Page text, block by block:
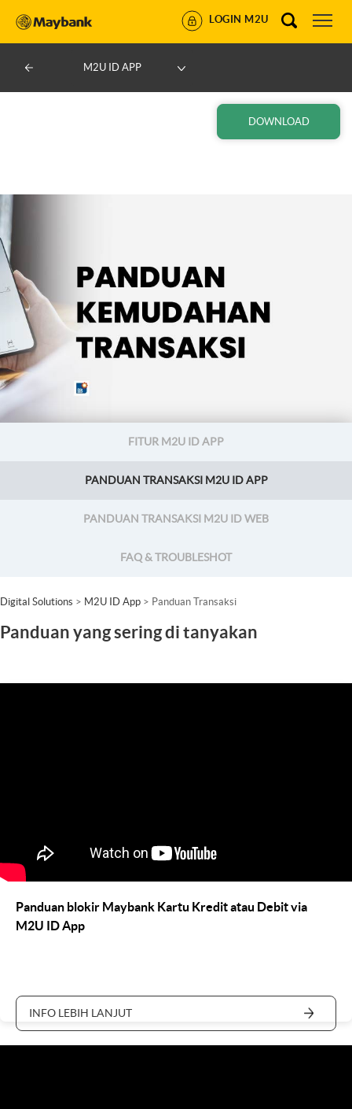
LOGIN M2U
M2U ID APP
DOWNLOAD
FITUR M2U ID APP
PANDUAN TRANSAKSI M2U ID APP
PANDUAN TRANSAKSI M2U ID WEB
FAQ & TROUBLESHOT
Digital Solutions > M2U ID App > Panduan Transaksi
Panduan yang sering di tanyakan
Panduan blokir Maybank Kartu Kredit atau Debit via
M2U ID App
INFO LEBIH LANJUT